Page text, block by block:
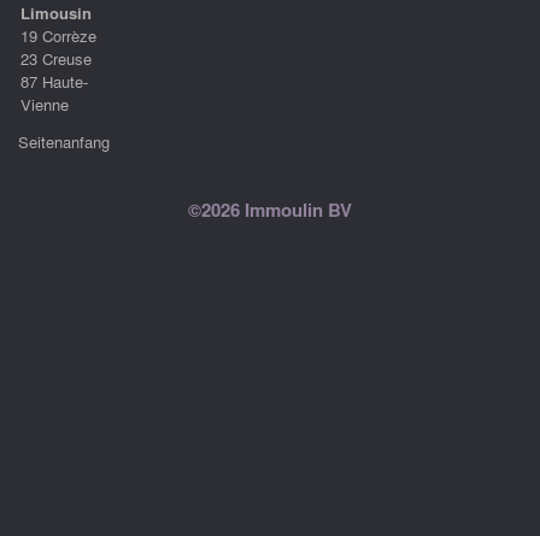
Limousin
19 Corrèze
23 Creuse
87 Haute-
Vienne
Seitenanfang
©2026 Immoulin BV